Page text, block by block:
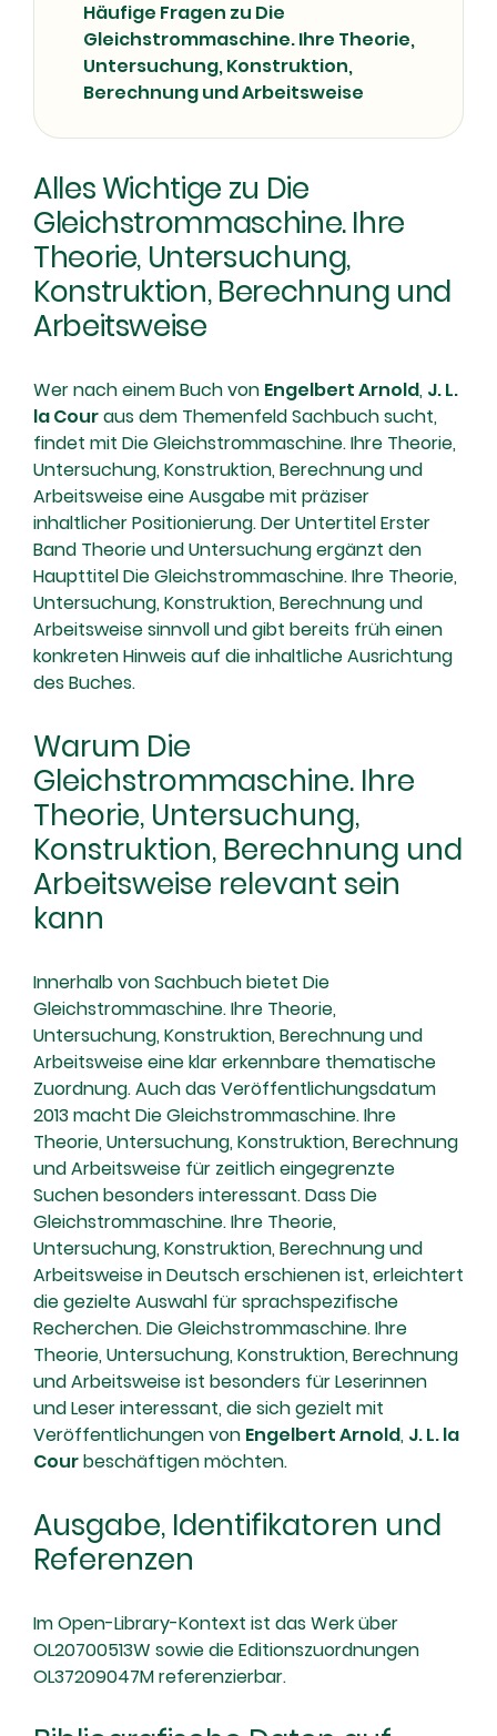
Häufige Fragen zu Die
Gleichstrommaschine. Ihre Theorie,
Untersuchung, Konstruktion,
Berechnung und Arbeitsweise
Alles Wichtige zu Die
Gleichstrommaschine. Ihre
Theorie, Untersuchung,
Konstruktion, Berechnung und
Arbeitsweise
Wer nach einem Buch von Engelbert Arnold, J. L.
la Couraus dem Themenfeld Sachbuch sucht,
findet mit Die Gleichstrommaschine. Ihre Theorie,
Untersuchung, Konstruktion, Berechnung und
Arbeitsweise eine Ausgabe mit präziser
inhaltlicher Positionierung. Der Untertitel Erster
Band Theorie und Untersuchung ergänzt den
Haupttitel Die Gleichstrommaschine. Ihre Theorie,
Untersuchung, Konstruktion, Berechnung und
Arbeitsweise sinnvoll und gibt bereits früh einen
konkreten Hinweis auf die inhaltliche Ausrichtung
des Buches.
Warum Die
Gleichstrommaschine. Ihre
Theorie, Untersuchung,
Konstruktion, Berechnung und
Arbeitsweise relevant sein
kann
Innerhalb von Sachbuch bietet Die
Gleichstrommaschine. Ihre Theorie,
Untersuchung, Konstruktion, Berechnung und
Arbeitsweise eine klar erkennbare thematische
Zuordnung. Auch das Veröffentlichungsdatum
2013 macht Die Gleichstrommaschine. Ihre
Theorie, Untersuchung, Konstruktion, Berechnung
und Arbeitsweise für zeitlich eingegrenzte
Suchen besonders interessant. Dass Die
Gleichstrommaschine. Ihre Theorie,
Untersuchung, Konstruktion, Berechnung und
Arbeitsweise in Deutsch erschienen ist, erleichtert
die gezielte Auswahl für sprachspezifische
Recherchen. Die Gleichstrommaschine. Ihre
Theorie, Untersuchung, Konstruktion, Berechnung
und Arbeitsweise ist besonders für Leserinnen
und Leser interessant, die sich gezielt mit
Veröffentlichungen von Engelbert Arnold, J. L. la
Courbeschäftigen möchten.
Ausgabe, Identifikatoren und
Referenzen
Im Open-Library-Kontext ist das Werk über
OL20700513W sowie die Editionszuordnungen
OL37209047M referenzierbar.